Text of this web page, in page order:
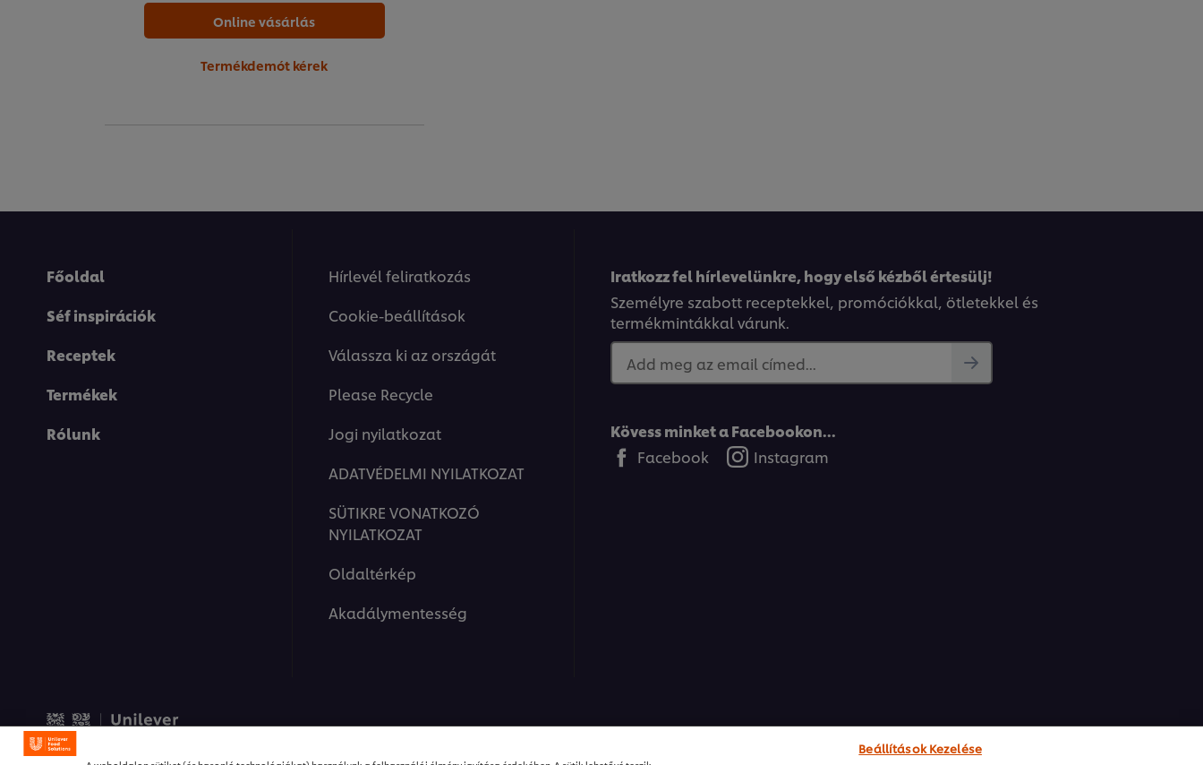
Online vásárlás
Termékdemót kérek
Főoldal
Séf inspirációk
Receptek
Termékek
Rólunk
Hírlevél feliratkozás
Cookie-beállítások
Válassza ki az országát
Please Recycle
Jogi nyilatkozat
ADATVÉDELMI NYILATKOZAT
SÜTIKRE VONATKOZÓ
NYILATKOZAT
Oldaltérkép
Akadálymentesség
Iratkozz fel hírlevelünkre, hogy első kézből értesülj!
Személyre szabott receptekkel, promóciókkal, ötletekkel és
termékmintákkal várunk.
Add meg az email címed...
Kövess minket a Facebookon...
Facebook
Instagram
Beállítások Kezelése